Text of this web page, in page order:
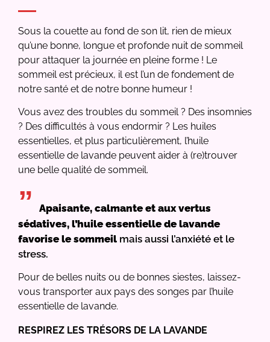
Sous la couette au fond de son lit, rien de mieux
qu’une bonne, longue et profonde nuit de sommeil
pour attaquer la journée en pleine forme ! Le
sommeil est précieux, il est l’un de fondement de
notre santé et de notre bonne humeur !
Vous avez des troubles du sommeil ? Des insomnies
? Des difficultés à vous endormir ? Les huiles
essentielles, et plus particulièrement, l’huile
essentielle de lavande peuvent aider à (re)trouver
une belle qualité de sommeil.
”
Apaisante, calmante et aux vertus
sédatives, l’huile essentielle de lavande
favorise le sommeil mais aussi l’anxiété et le
stress.
Pour de belles nuits ou de bonnes siestes, laissez-
vous transporter aux pays des songes par l’huile
essentielle de lavande.
RESPIREZ LES TRÉSORS DE LA LAVANDE